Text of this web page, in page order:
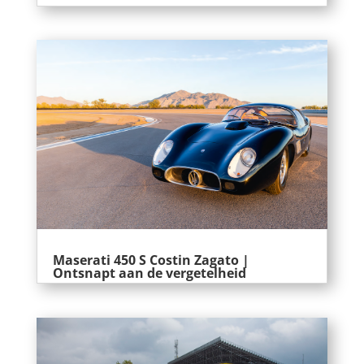
Maserati 450 S Costin Zagato |
Ontsnapt aan de vergetelheid